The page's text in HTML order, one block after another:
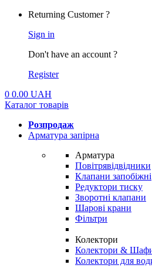
Returning Customer ?
Sign in
Don't have an account ?
Register
0 0.00 UAH
Каталог товарів
Розпродаж
Арматура запірна
Арматура
Повітрявідвідники
Клапани запобіжні
Редуктори тиску
Зворотні клапани
Шарові крани
Фільтри
Колектори
Колектори &
Колектори для